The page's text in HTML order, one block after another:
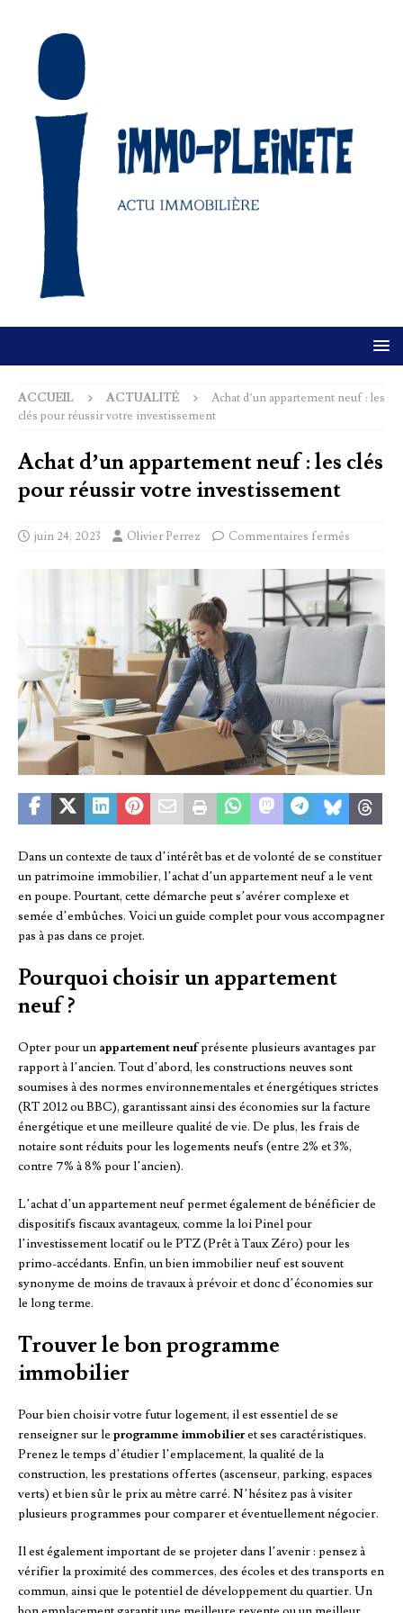
ACCUEIL ACTUALITÉ
Achat d’un appartement neuf : les
clés pour réussir votre investissement
Achat d’un appartement neuf : les clés
pour réussir votre investissement
juin 24, 2023 Olivier Perrez Commentaires fermés
Dans un contexte de taux d’intérêt bas et de volonté de se constituer
un patrimoine immobilier, l’achat d’un appartement neuf a le vent
en poupe. Pourtant, cette démarche peut s’avérer complexe et
semée d’embûches. Voici un guide complet pour vous accompagner
pas à pas dans ce projet.
Pourquoi choisir un appartement
neuf ?
Opter pour un appartement neufprésente plusieurs avantages par
rapport à l’ancien. Tout d’abord, les constructions neuves sont
soumises à des normes environnementales et énergétiques strictes
(RT 2012 ou BBC), garantissant ainsi des économies sur la facture
énergétique et une meilleure qualité de vie. De plus, les frais de
notaire sont réduits pour les logements neufs (entre 2% et 3%,
contre 7% à 8% pour l’ancien).
L’achat d’un appartement neuf permet également de bénéficier de
dispositifs fiscaux avantageux, comme la loi Pinel pour
l’investissement locatif ou le PTZ (Prêt à Taux Zéro) pour les
primo-accédants. Enfin, un bien immobilier neuf est souvent
synonyme de moins de travaux à prévoir et donc d’économies sur
le long terme.
Trouver le bon programme
immobilier
Pour bien choisir votre futur logement, il est essentiel de se
renseigner sur le programme immobilieret ses caractéristiques.
Prenez le temps d’étudier l’emplacement, la qualité de la
construction, les prestations offertes (ascenseur, parking, espaces
verts) et bien sûr le prix au mètre carré. N’hésitez pas à visiter
plusieurs programmes pour comparer et éventuellement négocier.
Il est également important de se projeter dans l’avenir : pensez à
vérifier la proximité des commerces, des écoles et des transports en
commun, ainsi que le potentiel de développement du quartier. Un